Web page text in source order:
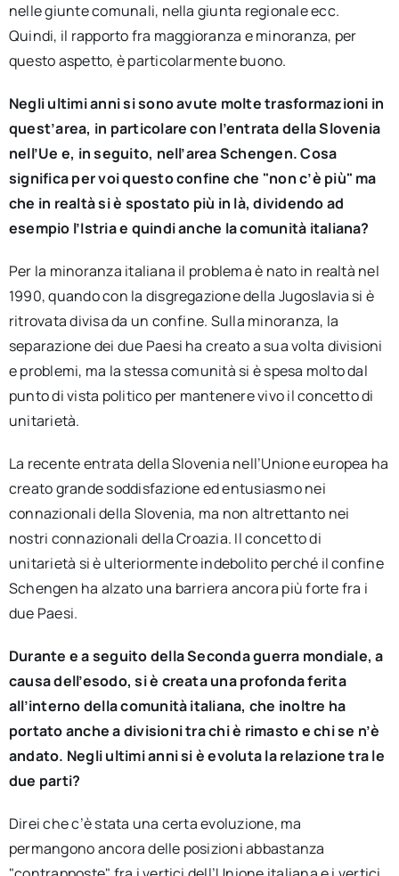
nelle giunte comunali, nella giunta regionale ecc.
Quindi, il rapporto fra maggioranza e minoranza, per
questo aspetto, è particolarmente buono.
Negli ultimi anni si sono avute molte trasformazioni in
quest’area, in particolare con l’entrata della Slovenia
nell’Ue e, in seguito, nell’area Schengen. Cosa
significa per voi questo confine che "non c’è più" ma
che in realtà si è spostato più in là, dividendo ad
esempio l’Istria e quindi anche la comunità italiana?
Per la minoranza italiana il problema è nato in realtà nel
1990, quando con la disgregazione della Jugoslavia si è
ritrovata divisa da un confine. Sulla minoranza, la
separazione dei due Paesi ha creato a sua volta divisioni
e problemi, ma la stessa comunità si è spesa molto dal
punto di vista politico per mantenere vivo il concetto di
unitarietà.
La recente entrata della Slovenia nell’Unione europea ha
creato grande soddisfazione ed entusiasmo nei
connazionali della Slovenia, ma non altrettanto nei
nostri connazionali della Croazia. Il concetto di
unitarietà si è ulteriormente indebolito perché il confine
Schengen ha alzato una barriera ancora più forte fra i
due Paesi.
Durante e a seguito della Seconda guerra mondiale, a
causa dell’esodo, si è creata una profonda ferita
all’interno della comunità italiana, che inoltre ha
portato anche a divisioni tra chi è rimasto e chi se n’è
andato. Negli ultimi anni si è evoluta la relazione tra le
due parti?
Direi che c’è stata una certa evoluzione, ma
permangono ancora delle posizioni abbastanza